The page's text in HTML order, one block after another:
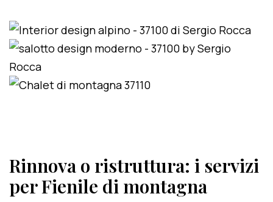
Rinnova o ristruttura: i servizi
per Fienile di montagna